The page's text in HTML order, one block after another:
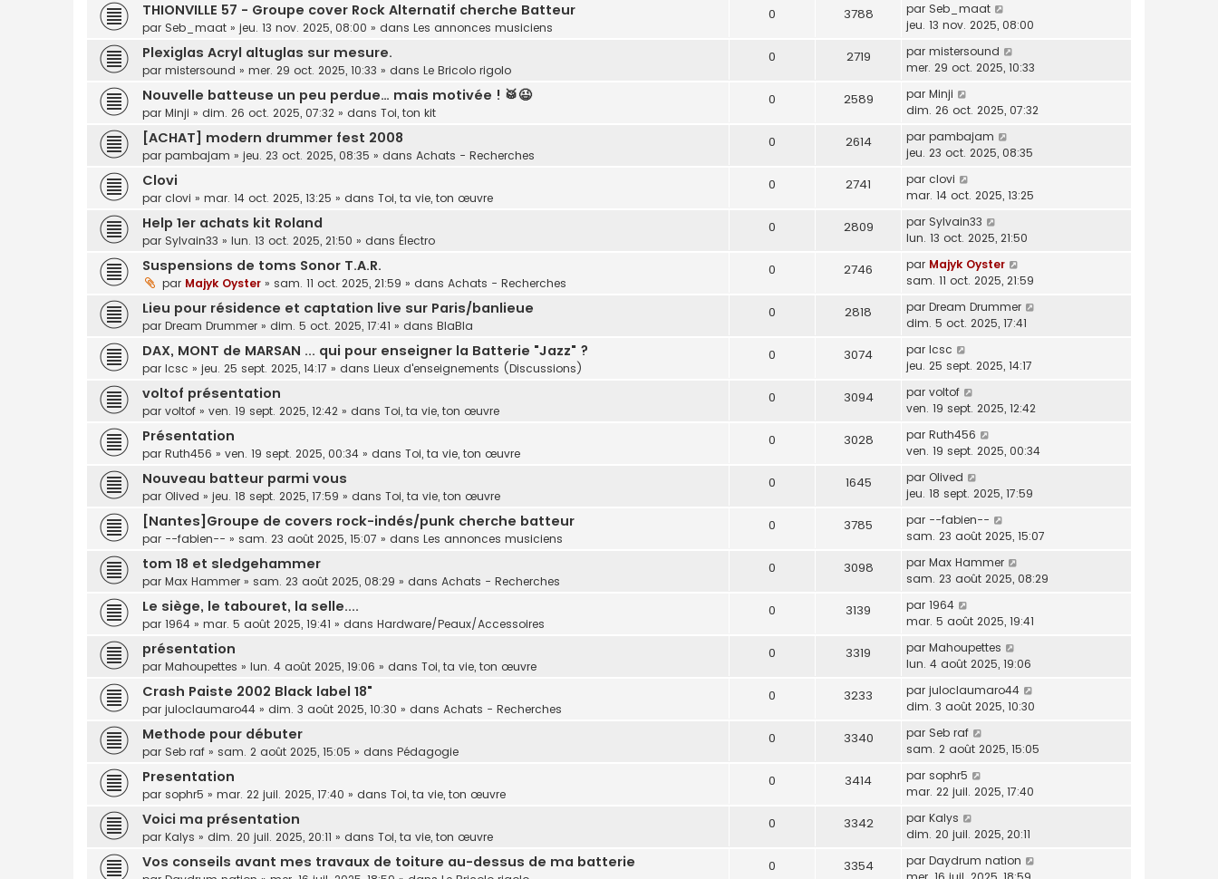
THIONVILLE 57 - Groupe cover Rock Alternatif cherche Batteur
par Seb_maat » jeu. 13 nov. 2025, 08:00 » dans Les annonces musiciens
0 3788 par Seb_maat
jeu. 13 nov. 2025, 08:00
Plexiglas Acryl altuglas sur mesure.
par mistersound » mer. 29 oct. 2025, 10:33 » dans Le Bricolo rigolo
0 2719 par mistersound
mer. 29 oct. 2025, 10:33
Nouvelle batteuse un peu perdue… mais motivée ! 🥁😉
par Minji » dim. 26 oct. 2025, 07:32 » dans Toi, ton kit
0 2589 par Minji
dim. 26 oct. 2025, 07:32
[ACHAT] modern drummer fest 2008
par pambajam » jeu. 23 oct. 2025, 08:35 » dans Achats - Recherches
0 2614 par pambajam
jeu. 23 oct. 2025, 08:35
Clovi
par clovi » mar. 14 oct. 2025, 13:25 » dans Toi, ta vie, ton œuvre
0 2741 par clovi
mar. 14 oct. 2025, 13:25
Help 1er achats kit Roland
par Sylvain33 » lun. 13 oct. 2025, 21:50 » dans Électro
0 2809 par Sylvain33
lun. 13 oct. 2025, 21:50
Suspensions de toms Sonor T.A.R.
par Majyk Oyster » sam. 11 oct. 2025, 21:59 » dans Achats - Recherches
0 2746 par Majyk Oyster
sam. 11 oct. 2025, 21:59
Lieu pour résidence et captation live sur Paris/banlieue
par Dream Drummer » dim. 5 oct. 2025, 17:41 » dans BlaBla
0 2818 par Dream Drummer
dim. 5 oct. 2025, 17:41
DAX, MONT de MARSAN ... qui pour enseigner la Batterie "Jazz" ?
par lcsc » jeu. 25 sept. 2025, 14:17 » dans Lieux d'enseignements (Discussions)
0 3074 par lcsc
jeu. 25 sept. 2025, 14:17
voltof présentation
par voltof » ven. 19 sept. 2025, 12:42 » dans Toi, ta vie, ton œuvre
0 3094 par voltof
ven. 19 sept. 2025, 12:42
Présentation
par Ruth456 » ven. 19 sept. 2025, 00:34 » dans Toi, ta vie, ton œuvre
0 3028 par Ruth456
ven. 19 sept. 2025, 00:34
Nouveau batteur parmi vous
par Olived » jeu. 18 sept. 2025, 17:59 » dans Toi, ta vie, ton œuvre
0 1645 par Olived
jeu. 18 sept. 2025, 17:59
[Nantes]Groupe de covers rock-indés/punk cherche batteur
par --fabien-- » sam. 23 août 2025, 15:07 » dans Les annonces musiciens
0 3785 par --fabien--
sam. 23 août 2025, 15:07
tom 18 et sledgehammer
par Max Hammer » sam. 23 août 2025, 08:29 » dans Achats - Recherches
0 3098 par Max Hammer
sam. 23 août 2025, 08:29
Le siège, le tabouret, la selle....
par 1964 » mar. 5 août 2025, 19:41 » dans Hardware/Peaux/Accessoires
0 3139 par 1964
mar. 5 août 2025, 19:41
présentation
par Mahoupettes » lun. 4 août 2025, 19:06 » dans Toi, ta vie, ton œuvre
0 3319 par Mahoupettes
lun. 4 août 2025, 19:06
Crash Paiste 2002 Black label 18"
par juloclaumaro44 » dim. 3 août 2025, 10:30 » dans Achats - Recherches
0 3233 par juloclaumaro44
dim. 3 août 2025, 10:30
Methode pour débuter
par Seb raf » sam. 2 août 2025, 15:05 » dans Pédagogie
0 3340 par Seb raf
sam. 2 août 2025, 15:05
Presentation
par sophr5 » mar. 22 juil. 2025, 17:40 » dans Toi, ta vie, ton œuvre
0 3414 par sophr5
mar. 22 juil. 2025, 17:40
Voici ma présentation
par Kalys » dim. 20 juil. 2025, 20:11 » dans Toi, ta vie, ton œuvre
0 3342 par Kalys
dim. 20 juil. 2025, 20:11
Vos conseils avant mes travaux de toiture au-dessus de ma batterie 0 3354 par Daydrum nation